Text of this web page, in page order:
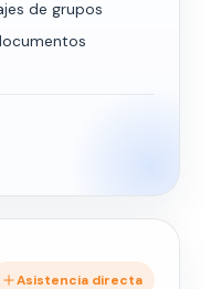
de grupos
Asistencia directa